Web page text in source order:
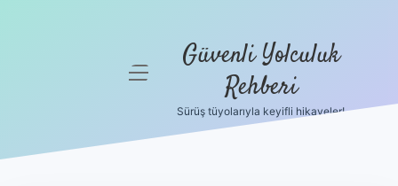
menüyü Güvenli Yolculuk
Rehberi
Sürüş tüyolarıyla keyifli hikayeler!